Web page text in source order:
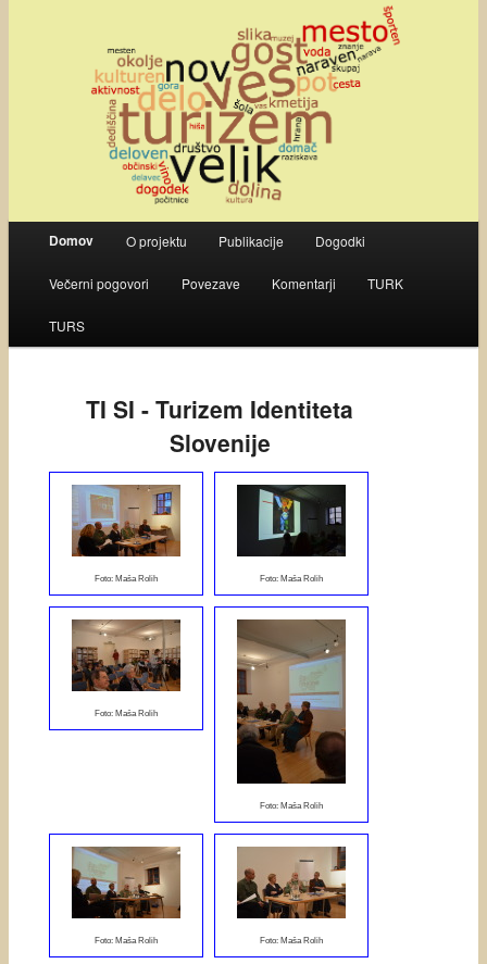
Main menu
Skip to primary content
Skip to secondary content
Domov O projektu Publikacije Dogodki
Večerni pogovori Povezave Komentarji TURK
TURS
TI SI - Turizem Identiteta
Slovenije
Foto: Maša Rolih Foto: Maša Rolih
Foto: Maša Rolih
Foto: Maša Rolih
Foto: Maša Rolih Foto: Maša Rolih